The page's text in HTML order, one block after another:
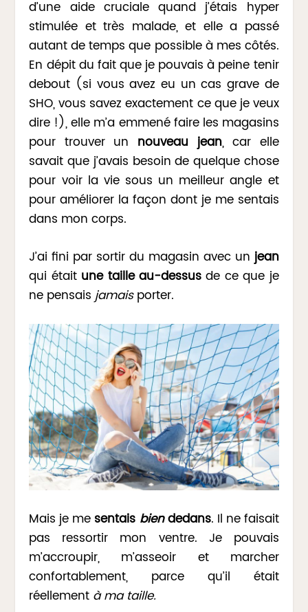
d’une aide cruciale quand j’étais hyper
stimulée et très malade, et elle a passé
autant de temps que possible à mes côtés.
En dépit du fait que je pouvais à peine tenir
debout (si vous avez eu un cas grave de
SHO, vous savez exactement ce que je veux
dire !), elle m’a emmené faire les magasins
pour trouver un nouveau jean, car elle
savait que j’avais besoin de quelque chose
pour voir la vie sous un meilleur angle et
pour améliorer la façon dont je me sentais
dans mon corps.
J’ai fini par sortir du magasin avec un jean
qui était une taille au-dessus de ce que je
ne pensaisjamaisporter.
Mais je me sentais biendedans. Il ne faisait
pas ressortir mon ventre. Je pouvais
m’accroupir, m’asseoir et marcher
confortablement, parce qu’il était
réellement à ma taille.